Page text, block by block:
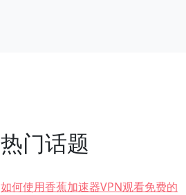
热门话题
如何使用香蕉加速器VPN观看免费的